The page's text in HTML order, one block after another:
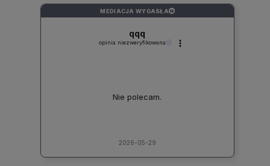
MEDIACJA WYGASŁA ?
qqq
opinia niezweryfikowana
Nie polecam.
2026-05-29